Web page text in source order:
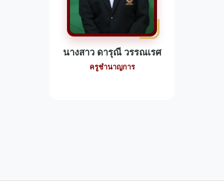
นางสาว ดารุณี วรรณเรศ
ครูชำนาญการ